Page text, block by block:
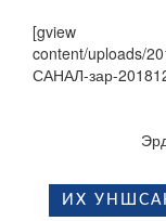
[gview
content/uploads/
САНАЛ-зар-
ИХ